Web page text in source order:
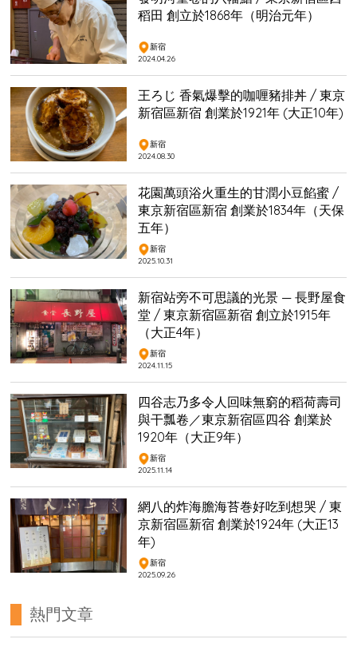
稻田 創立於1868年（明治元年）
新宿
2024.04.26
王ろじ 香氣爆擊的咖喱豬排丼 / 東京
新宿區新宿 創業於1921年 (大正10年)
新宿
2024.08.30
花園萬頭浴火重生的甘潤小豆餡蜜 /
東京新宿區新宿 創業於1834年（天保
五年）
新宿
2025.10.31
新宿站旁不可思議的光景 — 長野屋食
堂 / 東京新宿區新宿 創立於1915年
（大正4年）
新宿
2024.11.15
四谷志乃多令人回味無窮的稻荷壽司
與干瓢卷／東京新宿區四谷 創業於
1920年（大正9年）
新宿
2025.11.14
網八的炸海膽海苔巻好吃到想哭 / 東
京新宿區新宿 創業於1924年 (大正13
年)
新宿
2025.09.26
熱門文章